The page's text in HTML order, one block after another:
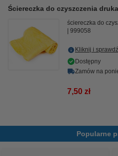
Ściereczka do czyszczenia
ściereczka do
999058
Kliknij i
Dostępny
Zamów na
7,50 zł
Popularne